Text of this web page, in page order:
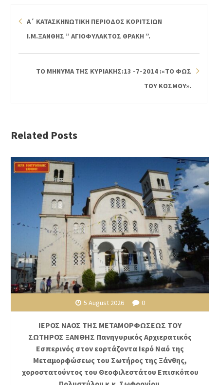
Α΄ ΚΑΤΑΣΚΗΝΩΤΙΚΗ ΠΕΡΙΟΔΟΣ ΚΟΡΙΤΣΙΩΝ
Ι.Μ.ΞΑΝΘΗΣ ” ΑΓΙΟΦΥΛΑΚΤΟΣ ΘΡΑΚΗ ”.
ΤΟ ΜΗΝΥΜΑ ΤΗΣ ΚΥΡΙΑΚΗΣ:13 -7-2014 :«ΤΟ ΦΩΣ
ΤΟΥ ΚΟΣΜΟΥ».
Related Posts
5 August 2026 0
ΙΕΡΟΣ ΝΑΟΣ ΤΗΣ ΜΕΤΑΜΟΡΦΩΣΕΩΣ ΤΟΥ
ΣΩΤΗΡΟΣ ΞΑΝΘΗΣ Πανηγυρικός Αρχιερατικός
Εσπερινός στον εορτάζοντα Ιερό Ναό της
Μεταμορφώσεως του Σωτήρος της Ξάνθης,
χοροστατούντος του Θεοφιλεστάτου Επισκόπου